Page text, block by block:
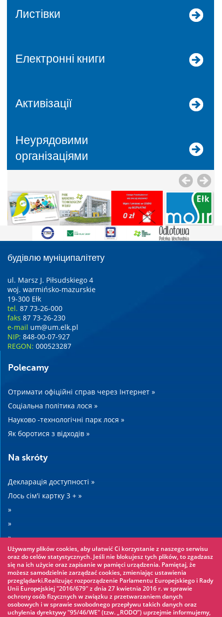
Листівки
Електронні книги
Активізації
Неурядовими
організаціями
будівлю муніципалітету
ul. Marsz J. Piłsudskiego 4
woj. warmińsko-mazurskie
19-300 Ełk
tel. 87 73-26-000
faks 87 73-26-230
e-mail um@um.elk.pl
NIP: 848-00-07-927
REGON: 000523287
Polecamy
Отримати офіційні справ через Інтернет »
Соціальна політика лося »
Науково -технологічні парк лося »
Як боротися з відходів »
Na skróty
Декларація доступності »
Лось сім'ї картку 3 + »
»
»
»
»
Warto zobaczyć
Мотузяному парку »
Аквапарк »
Używamy plików cookies, aby ułatwić Ci korzystanie z naszego serwisu
oraz do celów statystycznych. Jeśli nie blokujesz tych plików, to zgadzasz
się na ich użycie oraz zapisanie w pamięci urządzenia. Pamiętaj, że
możesz samodzielnie zarządzać cookies, zmieniając ustawienia
przeglądarki.Realizując rozporządzenie Parlamentu Europejskiego i Rady
Unii Europejskiej "2016/679" z dnia 27 kwietnia 2016 r. w sprawie
ochrony osób fizycznych w związku z przetwarzaniem danych
osobowych i w sprawie swobodnego przepływu takich danych oraz
uchylenia dyrektywy "95/46/WE" (tzw. „RODO”) uprzejmie informujemy,